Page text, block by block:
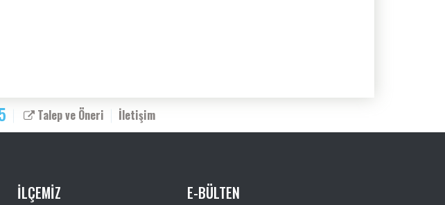
Talep ve Öneri İletişim
İLÇEMİZ E-BÜLTEN